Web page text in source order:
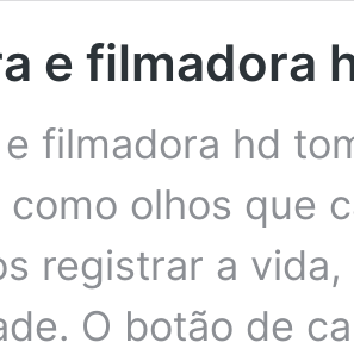
e filmadora
filmadora hd
como olhos que
registrar a
O botão de